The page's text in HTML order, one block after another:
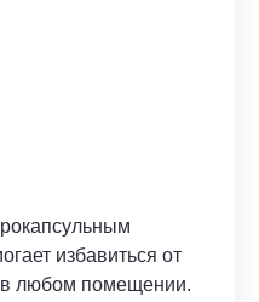
избавиться от
любом помещении.